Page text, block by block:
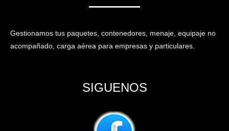
Gestionamos tus paquetes, contenedores, menaje, equipaje no
acompañado, carga aérea para empresas y particulares.
SIGUENOS